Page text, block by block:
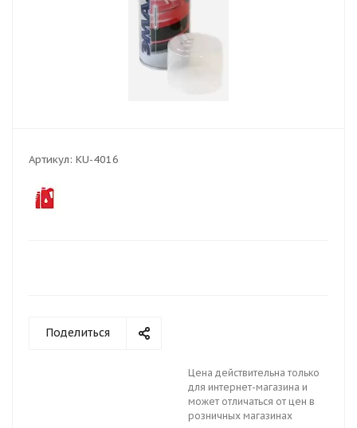
Артикул: KU-4016
Поделиться
Цена действительна только
для интернет-магазина и
может отличаться от цен в
розничных магазинах